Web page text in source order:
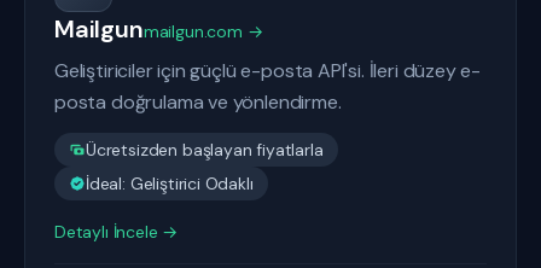
Mailgunmailgun.com →
Geliştiriciler için güçlü e-posta API'si. İleri düzey e-
posta doğrulama ve yönlendirme.
Ücretsizden başlayan fiyatlarla
İdeal: Geliştirici Odaklı
Detaylı İncele →